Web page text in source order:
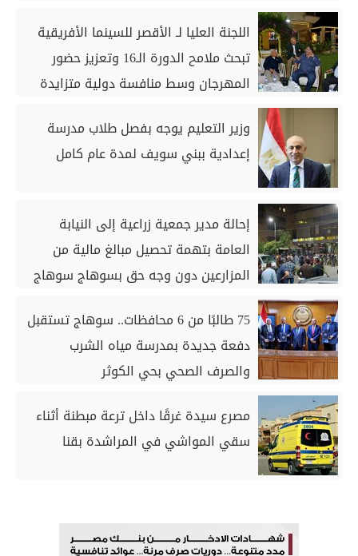
اللجنة العليا لـ الأقصر للسينما الأفريقية
تبحث ملامح الدورة الـ16 وتعزيز حضور
المهرجان وسط منافسة دولية متزايدة
وزير التعليم يوجه بفصل طلاب مدرسة
إعدادية ببني سويف لمدة عام كامل
إحالة مدير جمعية زراعية إلى النيابة
العامة بتهمة تحصيل مبالغ مالية من
المزارعين دون وجه حق بسوهاج سوهاج
75 طالبًا من 6 محافظات.. سوهاج تستقبل
دفعة جديدة بمدرسة مياه الشرب
والصرف الصحي بحي الكوثر
مصرع سيدة غرقًا داخل ترعة مبطنة أثناء
سقي المواشي في المراشدة بقنا